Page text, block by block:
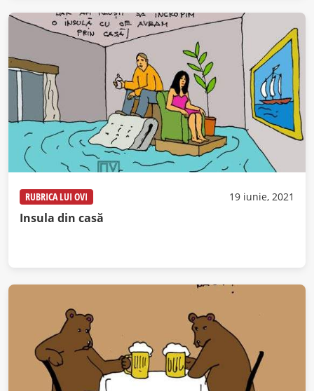
RUBRICA LUI OVI 19 iunie, 2021
Insula din casă